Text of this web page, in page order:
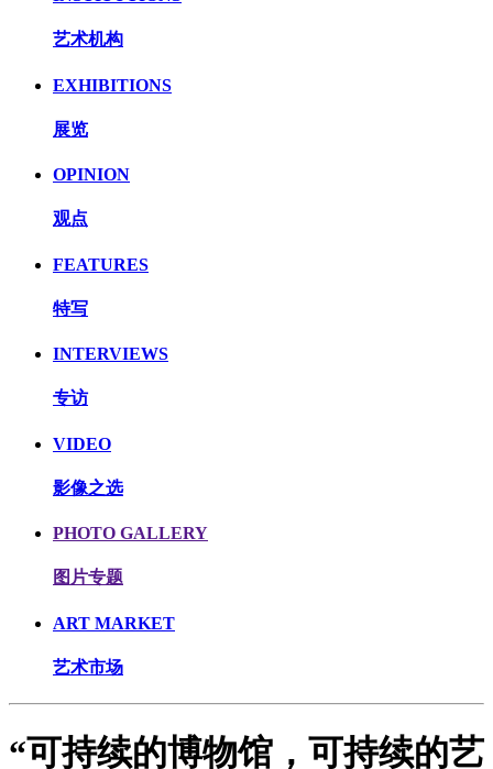
艺术机构
EXHIBITIONS
展览
OPINION
观点
FEATURES
特写
INTERVIEWS
专访
VIDEO
影像之选
PHOTO GALLERY
图片专题
ART MARKET
艺术市场
“可持续的博物馆，可持续的艺